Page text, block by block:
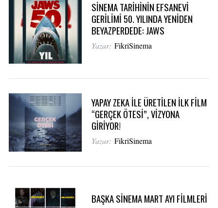
SİNEMA TARİHİNİN EFSANEVİ
GERİLİMİ 50. YILINDA YENİDEN
BEYAZPERDEDE: JAWS
Yazar: FikriSinema
YAPAY ZEKA İLE ÜRETİLEN İLK FİLM
“GERÇEK ÖTESİ”, VİZYONA
GİRİYOR!
Yazar: FikriSinema
BAŞKA SİNEMA MART AYI FİLMLERİ